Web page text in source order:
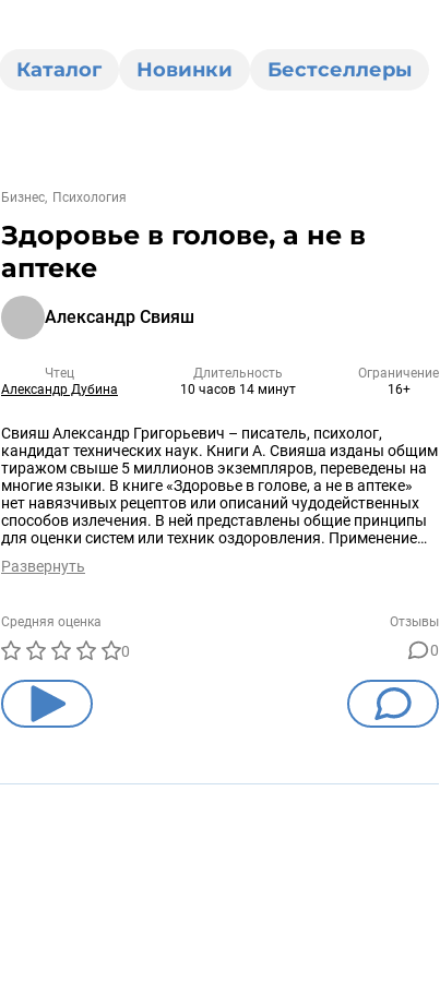
Каталог Новинки Бестселлеры
Бизнес Психология
Здоровье в голове, а не в
аптеке
Александр Свияш
Чтец
Александр Дубина
Длительность
10 часов 14 минут
Ограничение
16+
Свияш Александр Григорьевич – писатель, психолог,
кандидат технических наук. Книги А. Свияша изданы общим
тиражом свыше 5 миллионов экземпляров, переведены на
многие языки. В книге «Здоровье в голове, а не в аптеке»
нет навязчивых рецептов или описаний чудодейственных
способов излечения. В ней представлены общие принципы
для оценки систем или техник оздоровления. Применение
осознать, что больше всего подходит именно ему. Эта книга
сегодня. Путь для возвращения красоты и молодости автор
предлагает искать в голове, а не в аптеке!
Развернуть
Средняя оценка
0
Отзывы
0